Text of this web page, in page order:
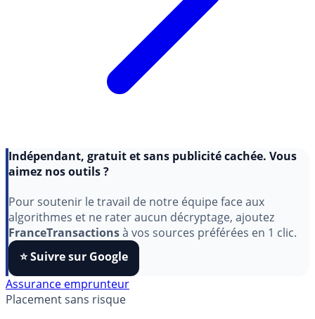
aimez nos outils ?
Pour soutenir le travail de notre équipe face aux
algorithmes et ne rater aucun décryptage, ajoutez
FranceTransactionsà vos sources préférées en 1 clic.
⭐️ Suivre sur Google